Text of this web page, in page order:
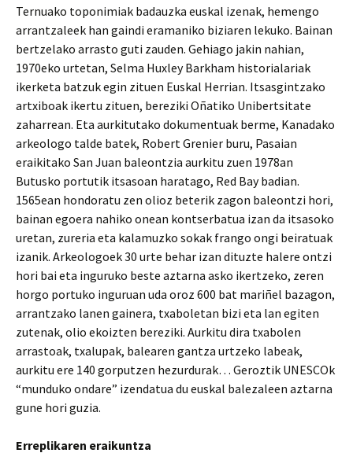
Ternuako toponimiak badauzka euskal izenak, hemengo
arrantzaleek han gaindi eramaniko biziaren lekuko. Bainan
bertzelako arrasto guti zauden. Gehiago jakin nahian,
1970eko urtetan, Selma Huxley Barkham historialariak
ikerketa batzuk egin zituen Euskal Herrian. Itsasgintzako
artxiboak ikertu zituen, bereziki Oñatiko Unibertsitate
zaharrean. Eta aurkitutako dokumentuak berme, Kanadako
arkeologo talde batek, Robert Grenier buru, Pasaian
eraikitako San Juan baleontzia aurkitu zuen 1978an
Butusko portutik itsasoan haratago, Red Bay badian.
1565ean hondoratu zen olioz beterik zagon baleontzi hori,
bainan egoera nahiko onean kontserbatua izan da itsasoko
uretan, zureria eta kalamuzko sokak frango ongi beiratuak
izanik. Arkeologoek 30 urte behar izan dituzte halere ontzi
hori bai eta inguruko beste aztarna asko ikertzeko, zeren
horgo portuko inguruan uda oroz 600 bat mariñel bazagon,
arrantzako lanen gainera, txaboletan bizi eta lan egiten
zutenak, olio ekoizten bereziki. Aurkitu dira txabolen
arrastoak, txalupak, balearen gantza urtzeko labeak,
aurkitu ere 140 gorputzen hezurdurak… Geroztik UNESCOk
“munduko ondare” izendatua du euskal balezaleen aztarna
gune hori guzia.
Erreplikaren eraikuntza